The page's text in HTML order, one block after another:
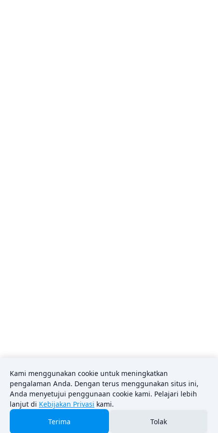
SitemapContact FormPrivacy Policy
Kami menggunakan cookie untuk meningkatkan
pengalaman Anda. Dengan terus menggunakan situs ini,
Anda menyetujui penggunaan cookie kami. Pelajari lebih
lanjut di Kebijakan Privasi kami.
Terima Tolak